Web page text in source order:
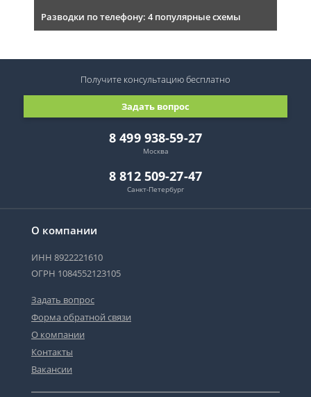
Разводки по телефону: 4 популярные схемы
О компании
ИНН 8922221610
ОГРН 1084552123105
Задать вопрос
Форма обратной связи
О компании
Контакты
Вакансии
8 499 938-59-27
Москва
8 812 509-27-47
Санкт-Петербург
Задать вопрос
Получите консультациюбесплатно